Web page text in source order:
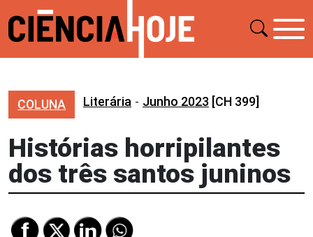
COLUNA Literária - Junho 2023 [CH 399]
Histórias horripilantes
dos três santos juninos